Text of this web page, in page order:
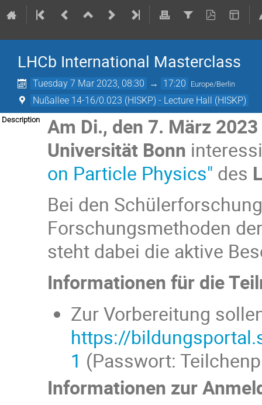
LHCb International Masterclass
Tuesday 7 Mar 2023, 08:30 → 17:20 Europe/Berlin
Nußallee 14-16/0.023 (HISKP) - Lecture Hall (HISKP)
Description Am Di., den 7. März 2023
Universität Bonn
on Particle Physics" des
Bei den
Forschungsmethoden
steht dabei die aktive
Informationen für die
Zur Vorbereitung
https://
1 (Passwort:
Informationen zur